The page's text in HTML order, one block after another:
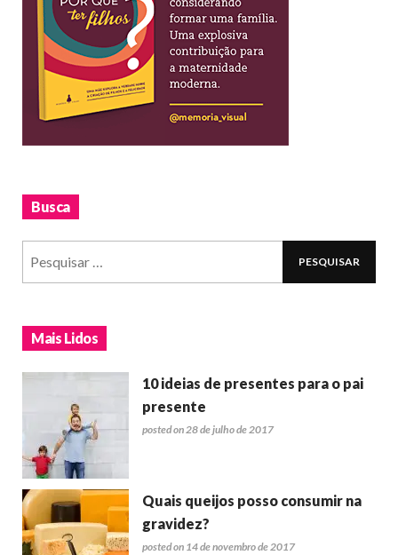
Busca
Mais Lidos
10 ideias de presentes para o pai
presente
posted on 28 de julho de 2017
Quais queijos posso consumir na
gravidez?
posted on 14 de novembro de 2017